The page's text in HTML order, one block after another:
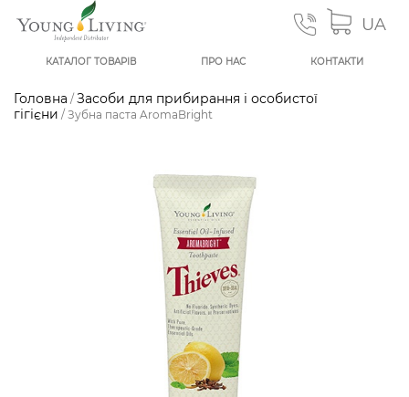
КАТАЛОГ ТОВАРІВ ПРО НАС КОНТАКТИ
UA
Головна / Засоби для прибирання і особистої
гігієни / Зубна паста AromaBright